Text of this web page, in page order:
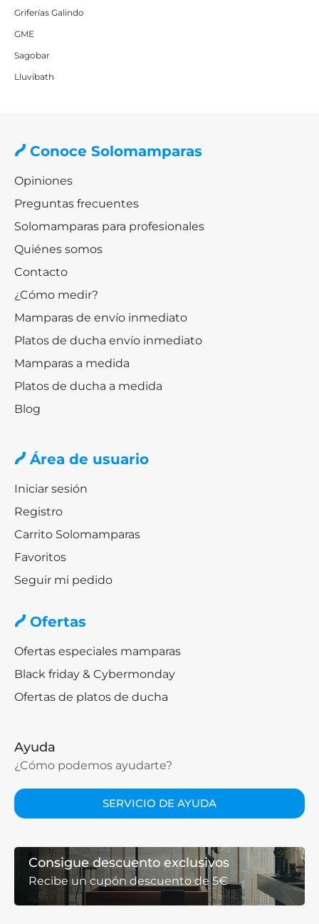
Griferías Galindo
GME
Sagobar
Lluvibath
Conoce Solomamparas
Opiniones
Preguntas frecuentes
Solomamparas para profesionales
Quiénes somos
Contacto
¿Cómo medir?
Mamparas de envío inmediato
Platos de ducha envío inmediato
Mamparas a medida
Platos de ducha a medida
Blog
Área de usuario
Iniciar sesión
Registro
Carrito Solomamparas
Favoritos
Seguir mi pedido
Ofertas
Ofertas especiales mamparas
Black friday & Cybermonday
Ofertas de platos de ducha
Ayuda
¿Cómo podemos ayudarte?
SERVICIO DE AYUDA
Consigue descuento exclusivos
Recibe un cupón descuento de 5€